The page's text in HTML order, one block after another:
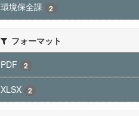
環境保全課 2
フォーマット
PDF
2
XLSX 2